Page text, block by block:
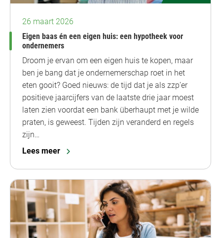
26 maart 2026
Eigen baas én een eigen huis: een hypotheek voor
ondernemers
Droom je ervan om een eigen huis te kopen, maar
ben je bang dat je ondernemerschap roet in het
eten gooit? Goed nieuws: de tijd dat je als zzp’er
positieve jaarcijfers van de laatste drie jaar moest
laten zien voordat een bank überhaupt met je wilde
praten, is geweest. Tijden zijn veranderd en regels
zijn…
Lees meer